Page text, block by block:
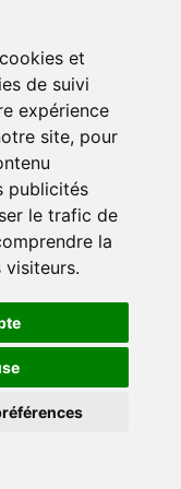
et
de suivi
expérience
site, pour
publicités
le trafic de
la
visiteurs.